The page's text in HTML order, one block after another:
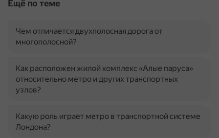
Ещё по теме
Чем отличается двухполосная дорога от
многополосной?
Как расположен жилой комплекс «Алые паруса»
относительно метро и других транспортных
узлов?
Какую роль играет метро в транспортной системе
Лондона?